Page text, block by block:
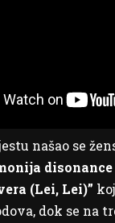
našao se
disonance
(Lei, Lei)”
dok se na